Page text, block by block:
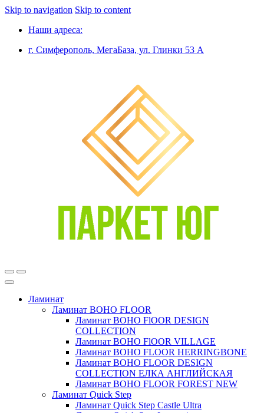
Skip to navigation Skip to content
Наши адреса:
г. Симферополь, МегаБаза, ул. Глинки 53 А
Ламинат
Ламинат BOHO FLOOR
Ламинат BOHO FlOOR DESIGN
COLLECTION
Ламинат BOHO FlOOR VILLAGE
Ламинат BOHO FLOOR HERRINGBONE
Ламинат BOHO FLOOR DESIGN
COLLECTION ЕЛКА АНГЛИЙСКАЯ
Ламинат BOHO FLOOR FOREST NEW
Ламинат Quick Step
Ламинат Quick Step Castle Ultra